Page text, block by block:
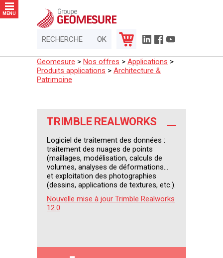
MENU
Geomesure > Nos offres > Applications >
Produits applications > Architecture &
Patrimoine
TRIMBLE REALWORKS
Logiciel de traitement des données :
traitement des nuages de points
(maillages, modélisation, calculs de
volumes, analyses de déformations...
et exploitation des photographies
(dessins, applications de textures, etc.).
Nouvelle mise à jour Trimble Realworks
12.0
Panneau de gestion des cookies